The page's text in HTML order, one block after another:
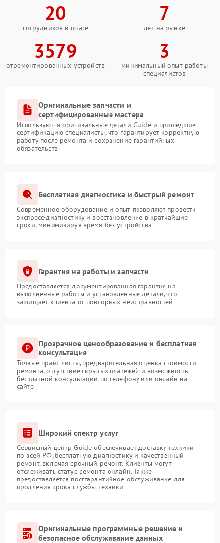
20
сотрудников в штате
7
лет на рынке
3579
отремонтированных устройств
3
минимальный опыт работы
специалистов
Оригинальные запчасти и
сертифицированные мастера
Используются оригинальные детали Guide и прошедшие
сертификацию специалисты, что гарантирует корректную
работу после ремонта и сохранение гарантийных
обязательств
Бесплатная диагностика и быстрый ремонт
Современное оборудование и опыт позволяют провести
экспресс-диагностику и восстановление в кратчайшие
сроки, минимизируя время без устройства
Гарантия на работы и запчасти
Предоставляется документированная гарантия на
выполненные работы и установленные детали, что
защищает клиента от повторных неисправностей
Прозрачное ценообразование и бесплатная
консультация
Точные прайс-листы, предварительная оценка стоимости
ремонта, отсутствие скрытых платежей и возможность
бесплатной консультации по телефону или онлайн на
сайте
Широкий спектр услуг
Сервисный центр Guide обеспечивает доставку техники
по всей РФ, бесплатную диагностику и качественный
ремонт, включая срочный ремонт. Клиенты могут
отслеживать статус ремонта онлайн. Также
предоставляется постгарантийное обслуживание для
продления срока службы техники
Оригинальные программные решение и
безопасное обслуживание данных